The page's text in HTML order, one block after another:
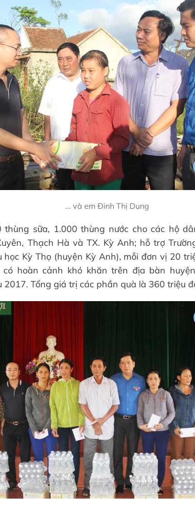
... và em Đinh Thị Dung
thùng sữa, 1.000 thùng nước cho các hộ
Thạch Hà và TX. Kỳ Anh; hỗ trợ
học Kỳ Thọ (huyện Kỳ Anh), mỗi đơn vị 20
hoàn cảnh khó khăn trên địa bàn
2017. Tổng giá trị các phần quà là 360 triệu